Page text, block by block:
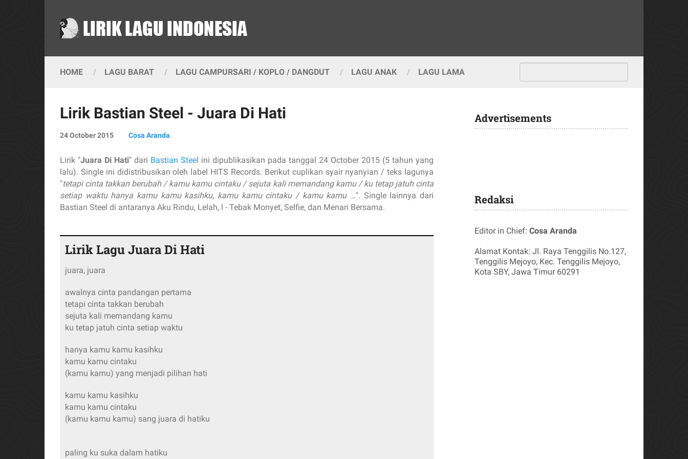
HOME LAGU BARAT LAGU CAMPURSARI / KOPLO / DANGDUT LAGU ANAK LAGU LAMA
Lirik Bastian Steel - Juara Di Hati
24 October 2015 Cosa Aranda
Lirik "Juara Di Hati" dari Bastian Steel ini dipublikasikan pada tanggal 24 October 2015 (5 tahun yang
lalu). Single ini didistribusikan oleh label HITS Records. Berikut cuplikan syair nyanyian / teks lagunya
"tetapi cinta takkan berubah / kamu kamu cintaku / sejuta kali memandang kamu / ku tetap jatuh cinta
setiap waktu hanya kamu kamu kasihku, kamu kamu cintaku / kamu kamu …". Single lainnya dari
Bastian Steel di antaranya Aku Rindu, Lelah, l - Tebak Monyet, Selfie, dan Menari Bersama.
Lirik Lagu Juara Di Hati
juara, juara
awalnya cinta pandangan pertama
tetapi cinta takkan berubah
sejuta kali memandang kamu
ku tetap jatuh cinta setiap waktu
hanya kamu kamu kasihku
kamu kamu cintaku
(kamu kamu) yang menjadi pilihan hati
kamu kamu kasihku
kamu kamu cintaku
(kamu kamu kamu) sang juara di hatiku
paling ku suka dalam hatiku
Advertisements
Redaksi
Editor in Chief: Cosa Aranda
Alamat Kontak: Jl. Raya Tenggilis No.127,
Tenggilis Mejoyo, Kec. Tenggilis Mejoyo,
Kota SBY, Jawa Timur 60291